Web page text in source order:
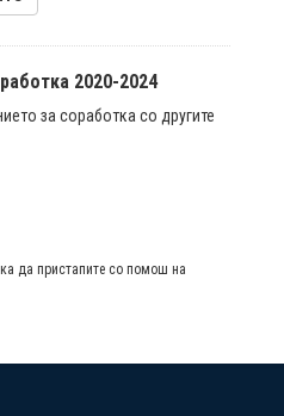
2020-2024
за соработка со другите
да пристапите со помош на